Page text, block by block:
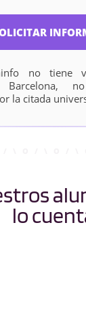
no tiene
la citada
lo